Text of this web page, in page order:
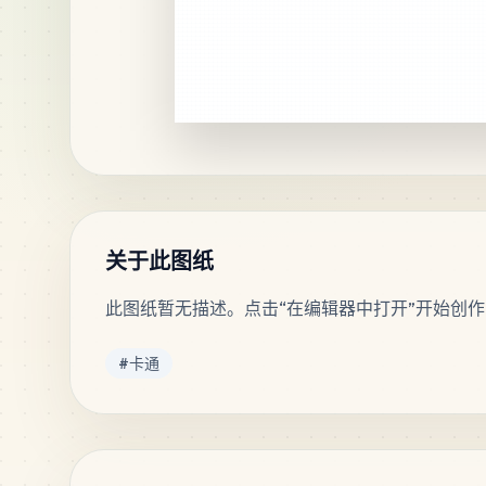
关于此图纸
此图纸暂无描述。点击“在编辑器中打开”开始创
标签
#卡通